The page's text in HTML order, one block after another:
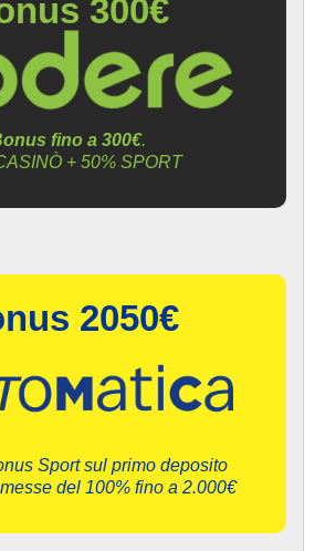
300€
fino a 300€.
+ 50% SPORT
2050€
Sport sul primo deposito
del 100% fino a 2.000€